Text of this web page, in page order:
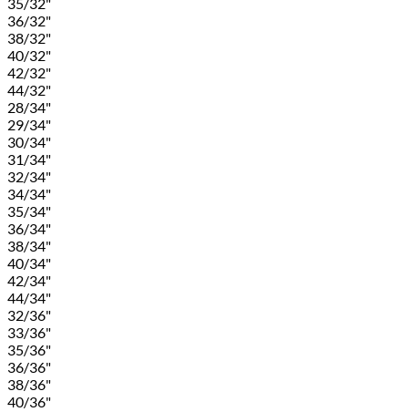
35/32"
36/32"
38/32"
40/32"
42/32"
44/32"
28/34"
29/34"
30/34"
31/34"
32/34"
34/34"
35/34"
36/34"
38/34"
40/34"
42/34"
44/34"
32/36"
33/36"
35/36"
36/36"
38/36"
40/36"